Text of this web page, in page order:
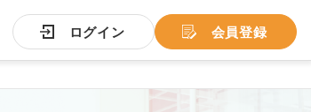
ログイン 会員登録